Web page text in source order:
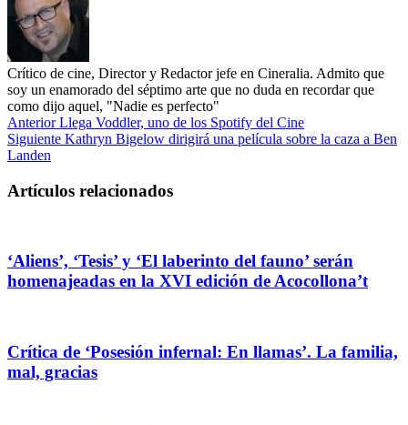
Crítico de cine, Director y Redactor jefe en Cineralia. Admito que
soy un enamorado del séptimo arte que no duda en recordar que
como dijo aquel, "Nadie es perfecto"
AnteriorLlega Voddler, uno de los Spotify del Cine
Siguiente Kathryn Bigelow dirigirá una película sobre la caza a Ben
Landen
Artículos relacionados
‘Aliens’, ‘Tesis’ y ‘El laberinto del fauno’ serán
homenajeadas en la XVI edición de Acocollona’t
Crítica de ‘Posesión infernal: En llamas’. La familia,
mal, gracias